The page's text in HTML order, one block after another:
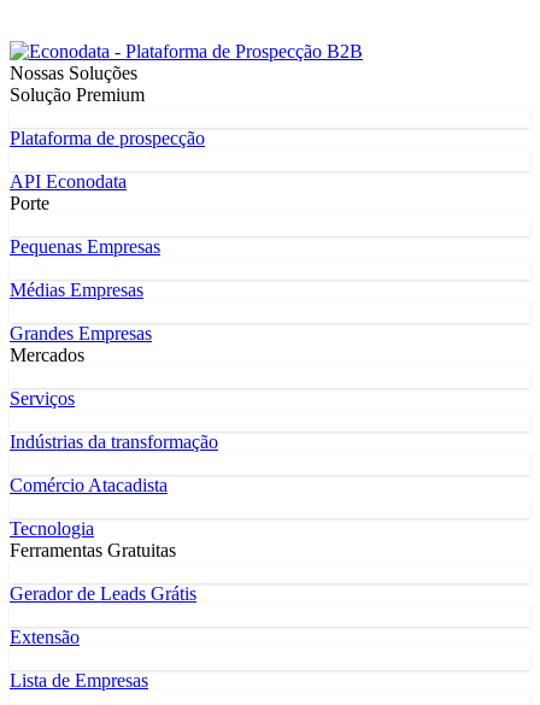
Nossas Soluções
Solução Premium
Plataforma de prospecção
API Econodata
Porte
Pequenas Empresas
Médias Empresas
Grandes Empresas
Mercados
Serviços
Indústrias da transformação
Comércio Atacadista
Tecnologia
Ferramentas Gratuitas
Gerador de Leads Grátis
Extensão
Lista de Empresas